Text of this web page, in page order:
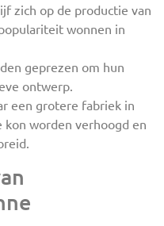
zich op de productie van
wonnen in
geprezen om hun
ontwerp.
een grotere fabriek in
worden verhoogd en